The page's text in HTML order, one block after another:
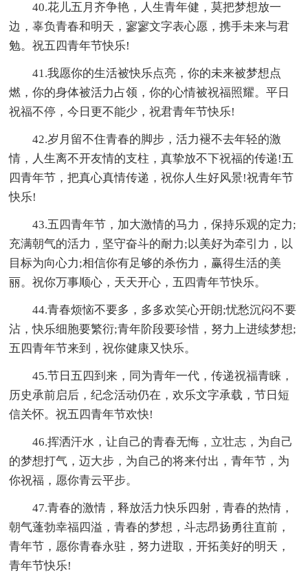
40.花儿五月齐争艳，人生青年健，莫把梦想放一
边，辜负青春和明天，寥寥文字表心愿，携手未来与君
勉。祝五四青年节快乐!
41.我愿你的生活被快乐点亮，你的未来被梦想点
燃，你的身体被活力占领，你的心情被祝福照耀。平日
祝福不停，今日更不能少，祝君青年节快乐!
42.岁月留不住青春的脚步，活力褪不去年轻的激
情，人生离不开友情的支柱，真挚放不下祝福的传递!五
四青年节，把真心真情传递，祝你人生好风景!祝青年节
快乐!
43.五四青年节，加大激情的马力，保持乐观的定力;
充满朝气的活力，坚守奋斗的耐力;以美好为牵引力，以
目标为向心力;相信你有足够的杀伤力，赢得生活的美
丽。祝你万事顺心，天天开心，五四青年节快乐。
44.青春烦恼不要多，多多欢笑心开朗;忧愁沉闷不要
沾，快乐细胞要繁衍;青年阶段要珍惜，努力上进续梦想;
五四青年节来到，祝你健康又快乐。
45.节日五四到来，同为青年一代，传递祝福青睐，
历史承前启后，纪念活动仍在，欢乐文字承载，节日短
信关怀。祝五四青年节欢快!
46.挥洒汗水，让自己的青春无悔，立壮志，为自己
的梦想打气，迈大步，为自己的将来付出，青年节，为
你祝福，愿你青云平步。
47.青春的激情，释放活力快乐四射，青春的热情，
朝气蓬勃幸福四溢，青春的梦想，斗志昂扬勇往直前，
青年节，愿你青春永驻，努力进取，开拓美好的明天，
青年节快乐!